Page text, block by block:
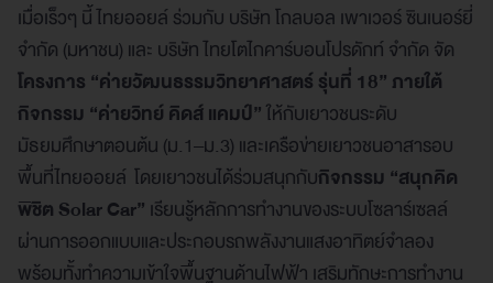
เมื่อเร็วๆ นี้ ไทยออยล์ ร่วมกับ บริษัท โกลบอล เพาเวอร์ ซินเนอร์ยี่
จำกัด (มหาชน) และ บริษัท ไทยโตไกคาร์บอนโปรดักท์ จำกัด จัด
โครงการ “ค่ายวัฒนธรรมวิทยาศาสตร์ รุ่นที่ 18” ภายใต้
กิจกรรม “ค่ายวิทย์ คิดส์ แคมป์”ให้กับเยาวชนระดับ
มัธยมศึกษาตอนต้น (ม.1–ม.3) และเครือข่ายเยาวชนอาสารอบ
พื้นที่ไทยออยล์ โดยเยาวชนได้ร่วมสนุกกับกิจกรรม “สนุกคิด
พิชิต Solar Car” เรียนรู้หลักการทำงานของระบบโซลาร์เซลล์
ผ่านการออกแบบและประกอบรถพลังงานแสงอาทิตย์จำลอง
พร้อมทั้งทำความเข้าใจพื้นฐานด้านไฟฟ้า เสริมทักษะการทำงาน